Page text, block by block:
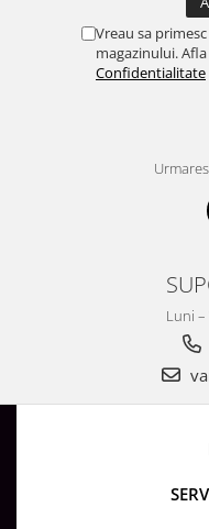
Vreau sa
magazinului.
Confidentialitate
Luni –